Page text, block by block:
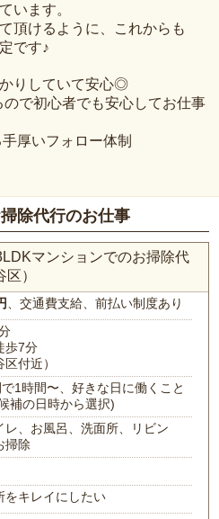
います。
頂けるように、これからも
です♪
りしていて安心◎
ので初心者でも安心してお仕事
厚いフォロー体制
除代行のお仕事
マンションでのお掃除代
）
、交通費支給、前払い制度あり
歩7分
区付近）
1時間〜、好きな日に働くこと
補の日時から選択)
レ、お風呂、洗面所、リビン
掃除
をキレイにしたい